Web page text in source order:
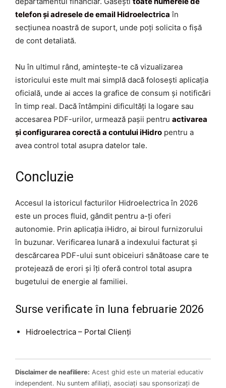
telefon și adresele de email Hidroelectrica în
secțiunea noastră de suport, unde poți solicita o fișă
de cont detaliată.
Nu în ultimul rând, amintește-te că vizualizarea
istoricului este mult mai simplă dacă folosești aplicația
oficială, unde ai acces la grafice de consum și notificări
în timp real. Dacă întâmpini dificultăți la logare sau
accesarea PDF-urilor, urmează pașii pentru activarea
și configurarea corectă a contului iHidro pentru a
avea control total asupra datelor tale.
Concluzie
Accesul la istoricul facturilor Hidroelectrica în 2026
este un proces fluid, gândit pentru a-ți oferi
autonomie. Prin aplicația iHidro, ai biroul furnizorului
în buzunar. Verificarea lunară a indexului facturat și
descărcarea PDF-ului sunt obiceiuri sănătoase care te
protejează de erori și îți oferă control total asupra
bugetului de energie al familiei.
Surse verificate în luna februarie 2026
Hidroelectrica – Portal Clienți
Disclaimer de neafiliere: Acest ghid este un material educativ
independent. Nu suntem afiliați, asociați sau sponsorizați de